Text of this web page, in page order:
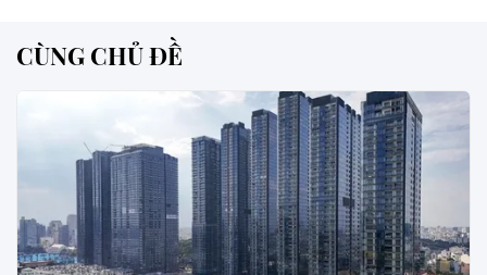
CÙNG CHỦ ĐỀ